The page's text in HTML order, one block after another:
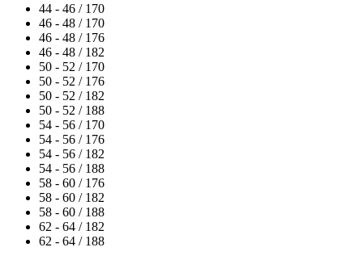
44 - 46 / 170
46 - 48 / 170
46 - 48 / 176
46 - 48 / 182
50 - 52 / 170
50 - 52 / 176
50 - 52 / 182
50 - 52 / 188
54 - 56 / 170
54 - 56 / 176
54 - 56 / 182
54 - 56 / 188
58 - 60 / 176
58 - 60 / 182
58 - 60 / 188
62 - 64 / 182
62 - 64 / 188